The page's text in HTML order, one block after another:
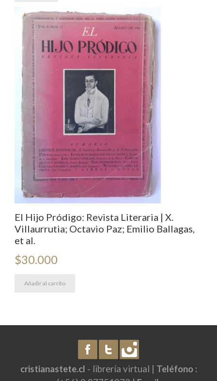
El Hijo Pródigo: Revista Literaria | X.
Villaurrutia; Octavio Paz; Emilio Ballagas,
et al.
$30.000
Añadir al carrito
cristianastete.cl - librería virtual | Teléfono :